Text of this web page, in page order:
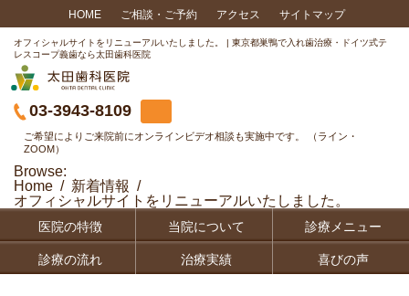
HOME ご相談・ご予約 アクセス サイトマップ
オフィシャルサイトをリニューアルいたしました。 | 東京都巣鴨で入れ歯治療・ドイツ式テ
レスコープ義歯なら太田歯科医院
03-3943-8109
ご希望によりご来院前にオンラインビデオ相談も実施中です。 （ライン・
ZOOM）
Browse:
Home
新着情報
オフィシャルサイトをリニューアルいたしました。
医院の特徴 当院について 診療メニュー
診療の流れ 治療実績 喜びの声